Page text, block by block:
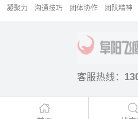
目中的形象”，例如“···
凝聚力 沟通技巧 团体协作 团队精神
客服热线：